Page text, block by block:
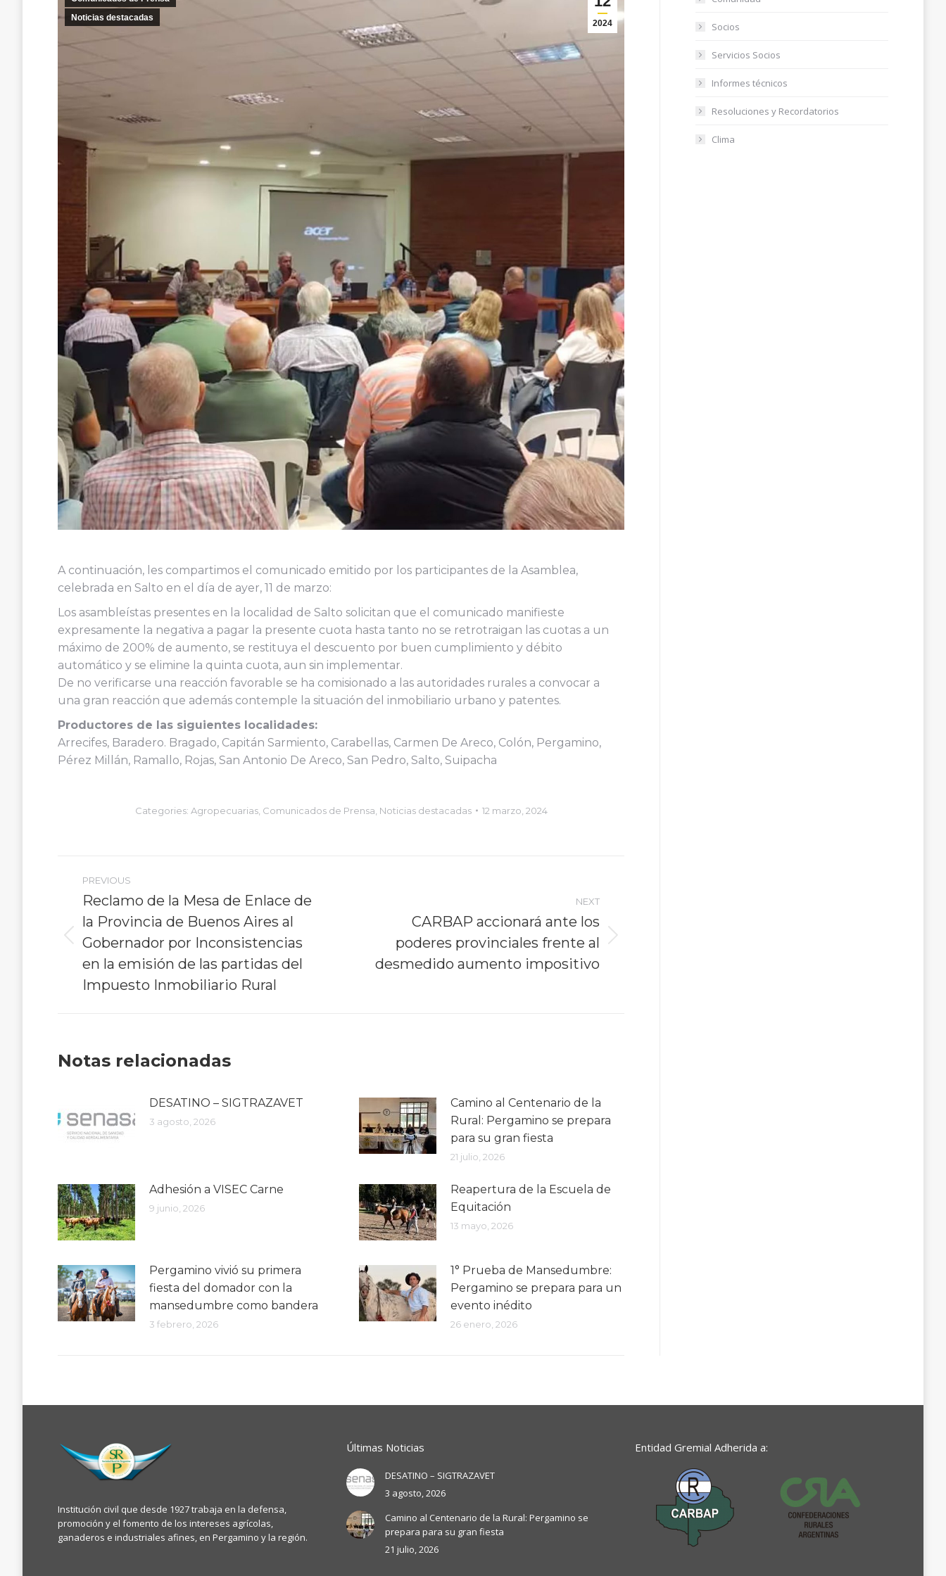
2024
Noticias destacadas
A continuación, les compartimos el comunicado emitido por los participantes de la Asamblea,
celebrada en Salto en el día de ayer, 11 de marzo:
Los asambleístas presentes en la localidad de Salto solicitan que el comunicado manifieste
expresamente la negativa a pagar la presente cuota hasta tanto no se retrotraigan las cuotas a un
máximo de 200% de aumento, se restituya el descuento por buen cumplimiento y débito
automático y se elimine la quinta cuota, aun sin implementar.
De no verificarse una reacción favorable se ha comisionado a las autoridades rurales a convocar a
una gran reacción que además contemple la situación del inmobiliario urbano y patentes.
Productores de las siguientes localidades:
Arrecifes, Baradero. Bragado, Capitán Sarmiento, Carabellas, Carmen De Areco, Colón, Pergamino,
Pérez Millán, Ramallo, Rojas, San Antonio De Areco, San Pedro, Salto, Suipacha
Categories: Agropecuarias, Comunicados de Prensa Noticias destacadas 12 marzo, 2024
navigation
PREVIOUS
Previous
post:
Reclamo de la Mesa de Enlace de
la Provincia de Buenos Aires al
Gobernador por Inconsistencias
en la emisión de las partidas del
Impuesto Inmobiliario Rural
NEXT
post:
CARBAP accionará ante los
poderes provinciales frente al
desmedido aumento impositivo
Notas relacionadas
DESATINO – SIGTRAZAVET
3 agosto, 2026
Camino al Centenario de la
Rural: Pergamino se prepara
para su gran fiesta
21 julio, 2026
Adhesión a VISEC Carne
9 junio, 2026
Reapertura de la Escuela de
Equitación
13 mayo, 2026
Pergamino vivió su primera
fiesta del domador con la
mansedumbre como bandera
3 febrero, 2026
1° Prueba de Mansedumbre:
Pergamino se prepara para un
evento inédito
26 enero, 2026
Socios
Servicios Socios
Informes técnicos
Resoluciones y Recordatorios
Clima
Institución civil que desde 1927 trabaja en la defensa,
promoción y el fomento de los intereses agrícolas,
ganaderos e industriales afines, en Pergamino y la región.
Últimas Noticias
DESATINO – SIGTRAZAVET
3 agosto, 2026
Camino al Centenario de la Rural: Pergamino se
prepara para su gran fiesta
21 julio, 2026
Entidad Gremial Adherida a: